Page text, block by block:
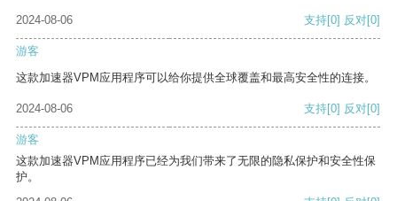
2024-08-06 支持[0] 反对[0]
游客
这款加速器VPM应用程序可以给你提供全球覆盖和最高安全性的连接。
2024-08-06 支持[0] 反对[0]
游客
这款加速器VPM应用程序已经为我们带来了无限的隐私保护和安全性保
护。